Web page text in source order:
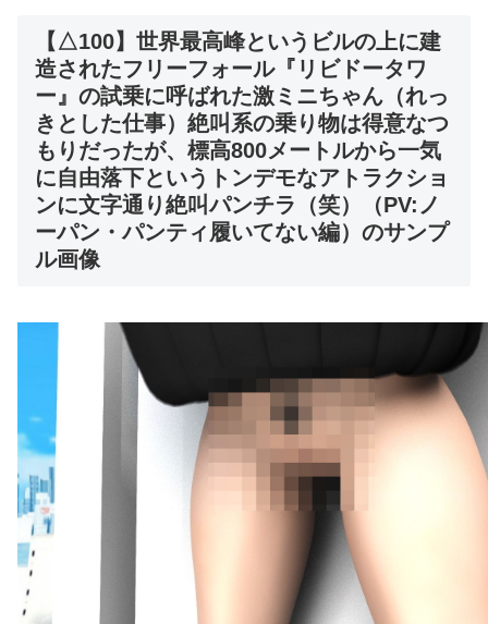
【△100】世界最高峰というビルの上に建
造されたフリーフォール『リビドータワ
ー』の試乗に呼ばれた激ミニちゃん（れっ
きとした仕事）絶叫系の乗り物は得意なつ
もりだったが、標高800メートルから一気
に自由落下というトンデモなアトラクショ
ンに文字通り絶叫パンチラ（笑）（PV:ノ
ーパン・パンティ履いてない編）のサンプ
ル画像